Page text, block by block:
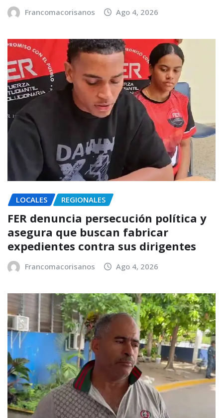
Francomacorisanos Ago 4, 2026
LOCALES REGIONALES
FER denuncia persecución política y
asegura que buscan fabricar
expedientes contra sus dirigentes
Francomacorisanos Ago 4, 2026